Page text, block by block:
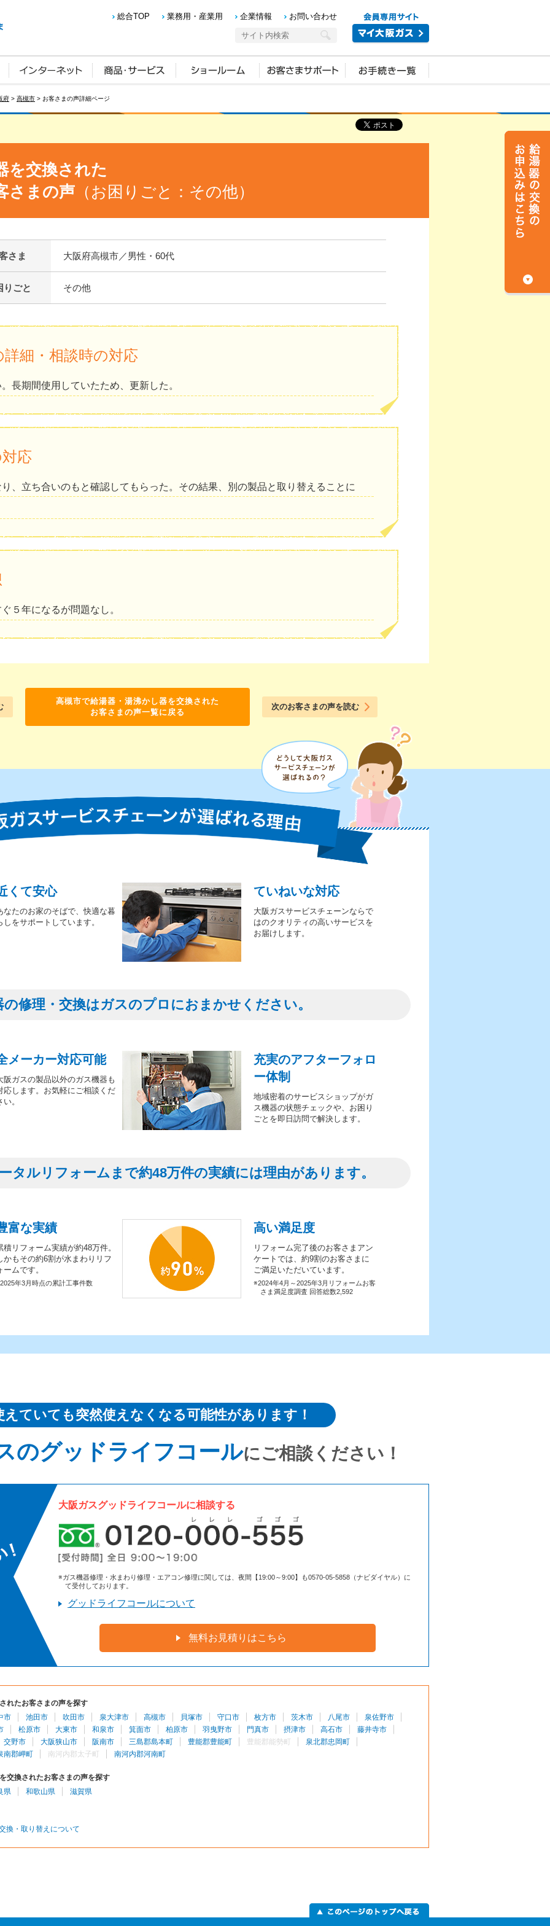
総合TOP 業務用・産業用 企業情報 お問い合わせ
府 > 高槻市 > お客さまの声詳細ページ
を交換された
さまの声 （お困りごと：その他）
さま 大阪府高槻市／男性・60代
りごと その他
細・相談時の対応
長期間使用していたため、更新した。
応
、立ち合いのもと確認してもらった。その結果、別の製品と取り替えることに
５年になるが問題なし。
高槻市で給湯器・湯沸かし器を交換された
お客さまの声一覧に戻る
次のお客さまの声を読む
くて安心
なたのお家のそばで、快適な暮
しをサポートしています。
ていねいな対応
大阪ガスサービスチェーンならで
はのクオリティの高いサービスを
お届けします。
の修理・交換はガスのプロにおまかせください。
メーカー対応可能
阪ガスの製品以外のガス機器も
応します。お気軽にご相談くだ
い。
充実のアフターフォロ
ー体制
地域密着のサービスショップがガ
ス機器の状態チェックや、お困り
ごとを即日訪問で解決します。
タルリフォームまで約48万件の実績には理由があります。
富な実績
積リフォーム実績が約48万件。
かもその約6割が水まわりリフ
ームです。
年3月時点の累計工事件数
高い満足度
リフォーム完了後のお客さまアン
ケートでは、約9割のお客さまに
ご満足いただいています。
※2024年4月～2025年3月リフォームお客
さま満足度調査 回答総数2,592
えていても突然使えなくなる可能性があります！
のグッドライフコールにご相談ください！
大阪ガスグッドライフコールに相談する
※ガス機器修理・水まわり修理・エアコン修理に関しては、夜間【19:00～9:00】も0570-05-5858（ナビダイヤル）に
て受付しております。
グッドライフコールについて
無料お見積りはこちら
れたお客さまの声を探す
市
池田市 吹田市 泉大津市 高槻市 貝塚市 守口市 枚方市 茨木市 八尾市
泉佐野市
松原市 大東市 和泉市 箕面市 柏原市 羽曳野市 門真市 摂津市 高石市
藤井寺市
交野市
大阪狭山市 阪南市 三島郡島本町 豊能郡豊能町 豊能郡能勢町
泉北郡忠岡町
南郡岬町
南河内郡太子町 南河内郡河南町
交換されたお客さまの声を探す
県
和歌山県 滋賀県
換・取り替えについて